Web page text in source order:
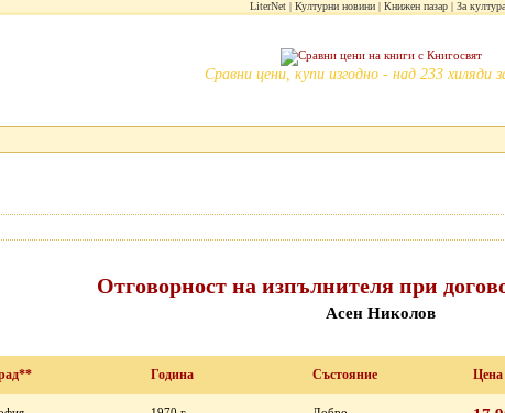
LiterNet Културни новини Книжен пазар За култура
Сравни цени, купи изгодно - над 233 хиляди
Отговорност на изпълнителя при
Асен Николов
Година Състояние Цена